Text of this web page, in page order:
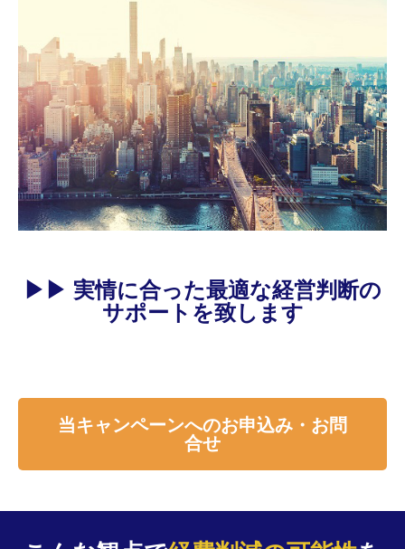
▶ ▶ 実情に合った最適な経営判断の
サポートを致します
当キャンペーンへのお申込み・お問
合せ